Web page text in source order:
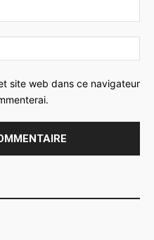
:*
:
site web dans ce navigateur